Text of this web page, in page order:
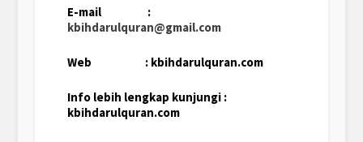
E-mail :
kbihdarulquran@gmail.com
Web : kbihdarulquran.com
Info lebih lengkap kunjungi :
kbihdarulquran.com